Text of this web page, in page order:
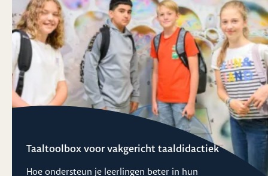
Taaltoolbox voor vakgericht taaldidactiek
Hoe ondersteun je leerlingen beter in hun